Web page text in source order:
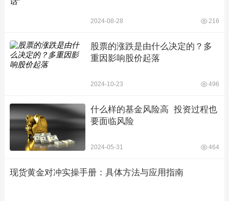
2024-08-28 216
股票的涨跌是由什么决定的？多
重因影响股价起落
2024-10-23 496
什么样的基金风险高  投资过程也
要面临风险
2024-05-31 464
现货黄金对冲实操手册：具体方法与应用指南